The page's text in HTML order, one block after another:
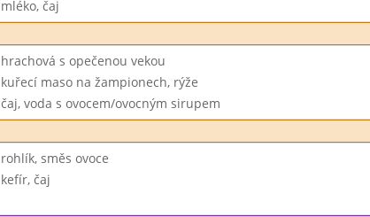
mléko, čaj
hrachová s opečenou vekou
kuřecí maso na žampionech, rýže
čaj, voda s ovocem/ovocným sirupem
rohlík, směs ovoce
kefír, čaj